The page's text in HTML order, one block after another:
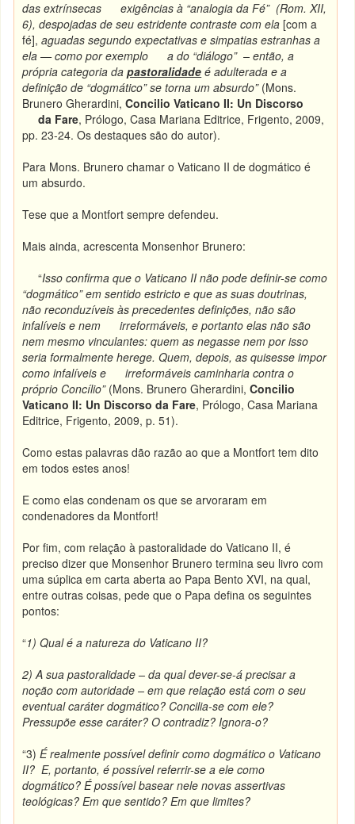
das extrínsecas exigências à “analogia da Fé” (Rom. XII,
6), despojadas de seu estridente contraste com ela [com a
fé],aguadas segundo expectativas e simpatias estranhas a
ela — como por exemplo a do “diálogo” – então, a
própria categoria dapastoralidade é adulterada e a
definição de “dogmático” se torna um absurdo” (Mons.
Brunero Gherardini,Concilio Vaticano II: Un Discorso
da Fare, Prólogo, Casa Mariana Editrice, Frigento, 2009,
pp. 23-24. Os destaques são do autor).
Para Mons. Brunero chamar o Vaticano II de dogmático é
um absurdo.
Tese que a Montfort sempre defendeu.
Mais ainda, acrescenta Monsenhor Brunero:
“Isso confirma que o Vaticano II não pode definir-se como
“dogmático” em sentido estricto e que as suas doutrinas,
não reconduzíveis às precedentes definições, não são
infalíveis e nem irreformáveis, e portanto elas não são
nem mesmo vinculantes: quem as negasse nem por isso
seria formalmente herege. Quem, depois, as quisesse impor
como infalíveis e irreformáveis caminharia contra o
próprio Concílio”(Mons. Brunero Gherardini,Concilio
Vaticano II: Un Discorso da Fare, Prólogo, Casa Mariana
Editrice, Frigento, 2009, p. 51).
Como estas palavras dão razão ao que a Montfort tem dito
em todos estes anos!
E como elas condenam os que se arvoraram em
condenadores da Montfort!
Por fim, com relação à pastoralidade do Vaticano II, é
preciso dizer que Monsenhor Brunero termina seu livro com
uma súplica em carta aberta ao Papa Bento XVI, na qual,
entre outras coisas, pede que o Papa defina os seguintes
pontos:
“1) Qual é a natureza do Vaticano II?
2) A sua pastoralidade – da qual dever-se-á precisar a
noção com autoridade – em que relação está com o seu
eventual caráter dogmático? Concilia-se com ele?
Pressupõe esse caráter? O contradiz? Ignora-o?
“3)É realmente possível definir como dogmático o Vaticano
II? E, portanto, é possível referrir-se a ele como
dogmático? É possível basear nele novas assertivas
teológicas? Em que sentido? Em que limites?